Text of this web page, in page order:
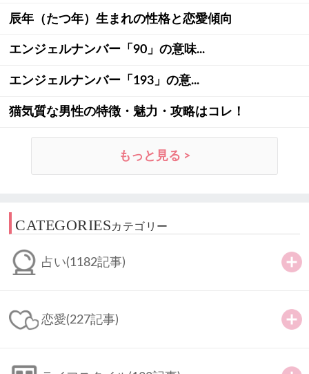
辰年（たつ年）生まれの性格と恋愛傾向
エンジェルナンバー「90」の意味...
エンジェルナンバー「193」の意...
猫気質な男性の特徴・魅力・攻略はコレ！
もっと見る >
CATEGORIESカテゴリー
占い(1182記事)
恋愛(227記事)